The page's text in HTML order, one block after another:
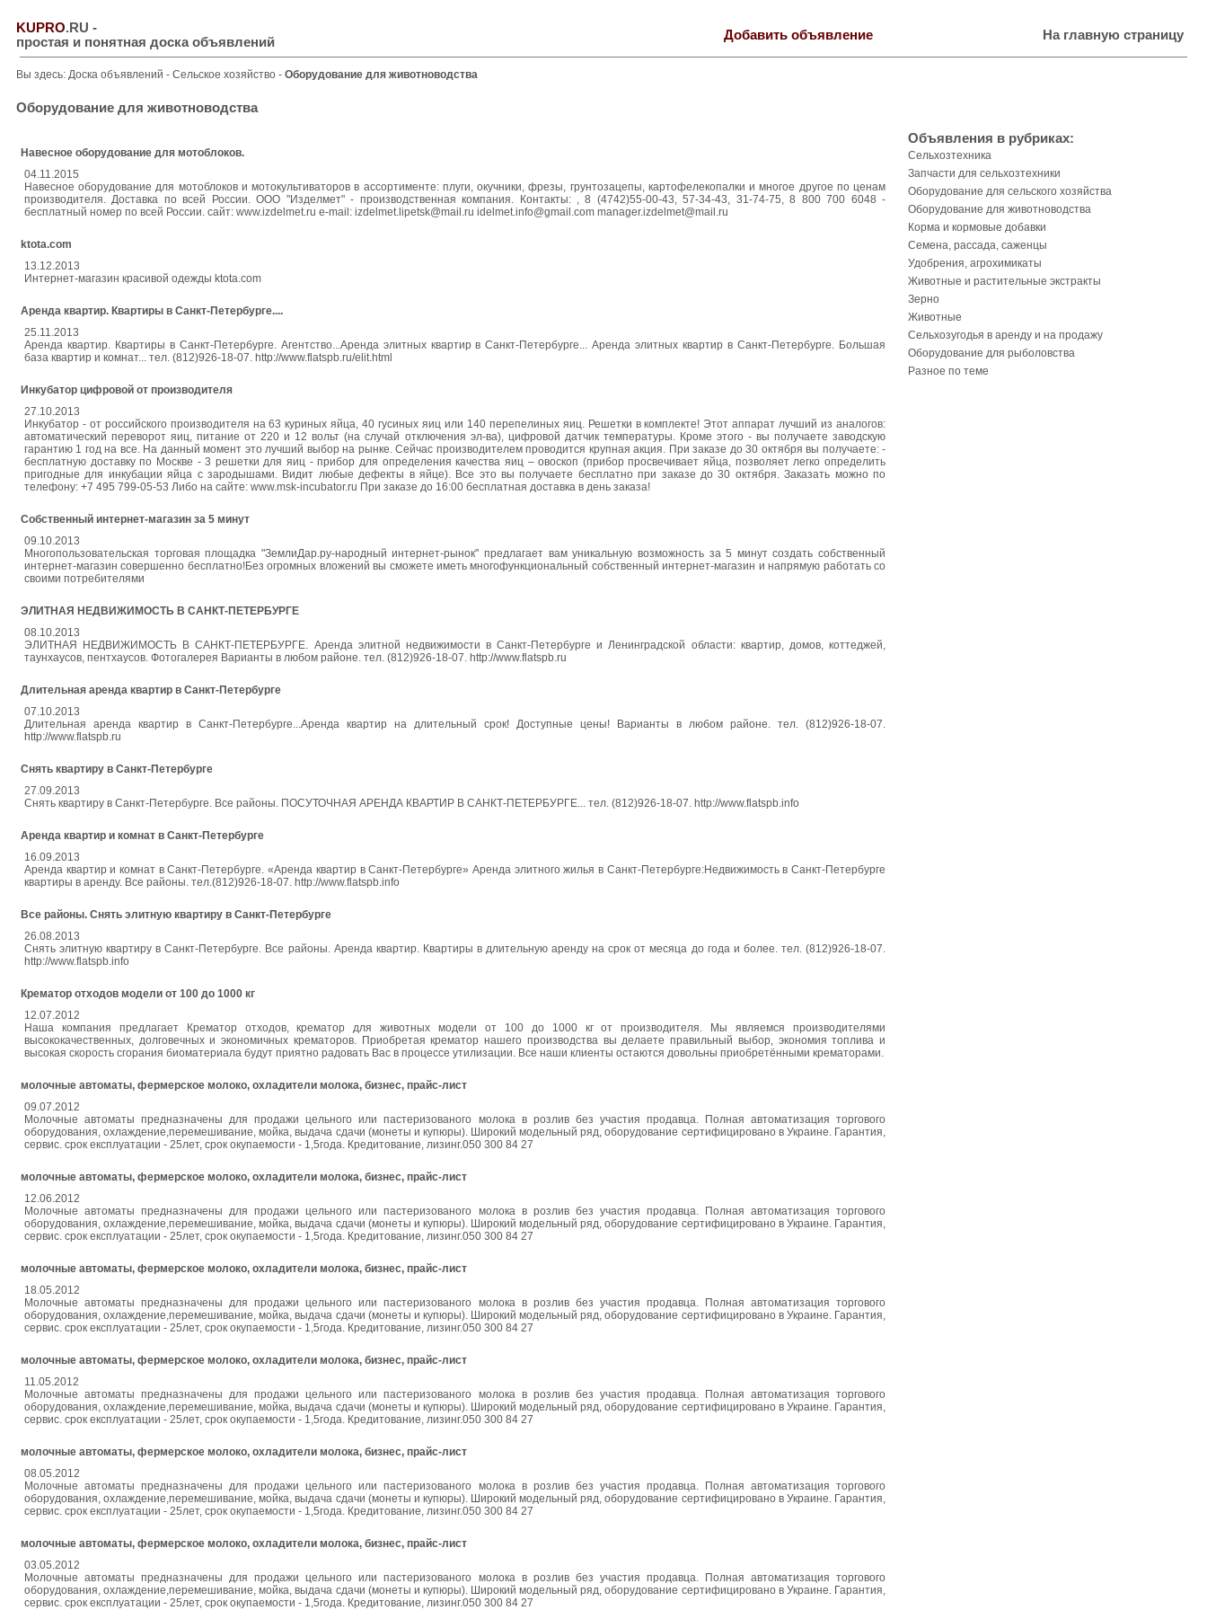
KUPRO.RU -
простая и понятная доска объявлений
Добавить объявление На главную страницу
Вы здесь: Доска объявлений - Сельское хозяйство - Оборудование для животноводства
Оборудование для животноводства
Навесное оборудование для мотоблоков.
04.11.2015
Навесное оборудование для мотоблоков и мотокультиваторов в ассортименте: плуги, окучники, фрезы, грунтозацепы, картофелекопалки и многое другое по ценам
производителя. Доставка по всей России. ООО "Изделмет" - производственная компания. Контакты: , 8 (4742)55-00-43, 57-34-43, 31-74-75, 8 800 700 6048 -
бесплатный номер по всей России. сайт: www.izdelmet.ru e-mail: izdelmet.lipetsk@mail.ru idelmet.info@gmail.com manager.izdelmet@mail.ru
ktota.com
13.12.2013
Интернет-магазин красивой одежды ktota.com
Аренда квартир. Квартиры в Санкт-Петербурге....
25.11.2013
Аренда квартир. Квартиры в Санкт-Петербурге. Агентство...Аренда элитных квартир в Санкт-Петербурге... Аренда элитных квартир в Санкт-Петербурге. Большая
база квартир и комнат... тел. (812)926-18-07. http://www.flatspb.ru/elit.html
Инкубатор цифровой от производителя
27.10.2013
Инкубатор - от российского производителя на 63 куриных яйца, 40 гусиных яиц или 140 перепелиных яиц. Решетки в комплекте! Этот аппарат лучший из аналогов:
автоматический переворот яиц, питание от 220 и 12 вольт (на случай отключения эл-ва), цифровой датчик температуры. Кроме этого - вы получаете заводскую
гарантию 1 год на все. На данный момент это лучший выбор на рынке. Сейчас производителем проводится крупная акция. При заказе до 30 октября вы получаете: -
бесплатную доставку по Москве - 3 решетки для яиц - прибор для определения качества яиц – овоскоп (прибор просвечивает яйца, позволяет легко определить
пригодные для инкубации яйца с зародышами. Видит любые дефекты в яйце). Все это вы получаете бесплатно при заказе до 30 октября. Заказать можно по
телефону: +7 495 799-05-53 Либо на сайте: www.msk-incubator.ru При заказе до 16:00 бесплатная доставка в день заказа!
Собственный интернет-магазин за 5 минут
09.10.2013
Многопользовательская торговая площадка "ЗемлиДар.ру-народный интернет-рынок" предлагает вам уникальную возможность за 5 минут создать собственный
интернет-магазин совершенно бесплатно!Без огромных вложений вы сможете иметь многофункциональный собственный интернет-магазин и напрямую работать со
своими потребителями
ЭЛИТНАЯ НЕДВИЖИМОСТЬ В САНКТ-ПЕТЕРБУРГЕ
08.10.2013
ЭЛИТНАЯ НЕДВИЖИМОСТЬ В САНКТ-ПЕТЕРБУРГЕ. Аренда элитной недвижимости в Санкт-Петербурге и Ленинградской области: квартир, домов, коттеджей,
таунхаусов, пентхаусов. Фотогалерея Варианты в любом районе. тел. (812)926-18-07. http://www.flatspb.ru
Длительная аренда квартир в Санкт-Петербурге
07.10.2013
Длительная аренда квартир в Санкт-Петербурге...Аренда квартир на длительный срок! Доступные цены! Варианты в любом районе. тел. (812)926-18-07.
http://www.flatspb.ru
Снять квартиру в Санкт-Петербурге
27.09.2013
Снять квартиру в Санкт-Петербурге. Все районы. ПОСУТОЧНАЯ АРЕНДА КВАРТИР В САНКТ-ПЕТЕРБУРГЕ... тел. (812)926-18-07. http://www.flatspb.info
Аренда квартир и комнат в Санкт-Петербурге
16.09.2013
Аренда квартир и комнат в Санкт-Петербурге. «Аренда квартир в Санкт-Петербурге» Аренда элитного жилья в Санкт-Петербурге:Недвижимость в Санкт-Петербурге
квартиры в аренду. Все районы. тел.(812)926-18-07. http://www.flatspb.info
Все районы. Снять элитную квартиру в Санкт-Петербурге
26.08.2013
Снять элитную квартиру в Санкт-Петербурге. Все районы. Аренда квартир. Квартиры в длительную аренду на срок от месяца до года и более. тел. (812)926-18-07.
http://www.flatspb.info
Крематор отходов модели от 100 до 1000 кг
12.07.2012
Наша компания предлагает Крематор отходов, крематор для животных модели от 100 до 1000 кг от производителя. Мы являемся производителями
высококачественных, долговечных и экономичных крематоров. Приобретая крематор нашего производства вы делаете правильный выбор, экономия топлива и
высокая скорость сгорания биоматериала будут приятно радовать Вас в процессе утилизации. Все наши клиенты остаются довольны приобретёнными крематорами.
молочные автоматы, фермерское молоко, охладители молока, бизнес, прайс-лист
09.07.2012
Молочные автоматы предназначены для продажи цельного или пастеризованого молока в розлив без участия продавца. Полная автоматизация торгового
оборудования, охлаждение,перемешивание, мойка, выдача сдачи (монеты и купюры). Широкий модельный ряд, оборудование сертифицировано в Украине. Гарантия,
сервис. срок експлуатации - 25лет, срок окупаемости - 1,5года. Кредитование, лизинг.050 300 84 27
молочные автоматы, фермерское молоко, охладители молока, бизнес, прайс-лист
12.06.2012
Молочные автоматы предназначены для продажи цельного или пастеризованого молока в розлив без участия продавца. Полная автоматизация торгового
оборудования, охлаждение,перемешивание, мойка, выдача сдачи (монеты и купюры). Широкий модельный ряд, оборудование сертифицировано в Украине. Гарантия,
сервис. срок експлуатации - 25лет, срок окупаемости - 1,5года. Кредитование, лизинг.050 300 84 27
молочные автоматы, фермерское молоко, охладители молока, бизнес, прайс-лист
18.05.2012
Молочные автоматы предназначены для продажи цельного или пастеризованого молока в розлив без участия продавца. Полная автоматизация торгового
оборудования, охлаждение,перемешивание, мойка, выдача сдачи (монеты и купюры). Широкий модельный ряд, оборудование сертифицировано в Украине. Гарантия,
сервис. срок експлуатации - 25лет, срок окупаемости - 1,5года. Кредитование, лизинг.050 300 84 27
молочные автоматы, фермерское молоко, охладители молока, бизнес, прайс-лист
11.05.2012
Молочные автоматы предназначены для продажи цельного или пастеризованого молока в розлив без участия продавца. Полная автоматизация торгового
оборудования, охлаждение,перемешивание, мойка, выдача сдачи (монеты и купюры). Широкий модельный ряд, оборудование сертифицировано в Украине. Гарантия,
сервис. срок експлуатации - 25лет, срок окупаемости - 1,5года. Кредитование, лизинг.050 300 84 27
молочные автоматы, фермерское молоко, охладители молока, бизнес, прайс-лист
08.05.2012
Молочные автоматы предназначены для продажи цельного или пастеризованого молока в розлив без участия продавца. Полная автоматизация торгового
оборудования, охлаждение,перемешивание, мойка, выдача сдачи (монеты и купюры). Широкий модельный ряд, оборудование сертифицировано в Украине. Гарантия,
сервис. срок експлуатации - 25лет, срок окупаемости - 1,5года. Кредитование, лизинг.050 300 84 27
молочные автоматы, фермерское молоко, охладители молока, бизнес, прайс-лист
03.05.2012
Молочные автоматы предназначены для продажи цельного или пастеризованого молока в розлив без участия продавца. Полная автоматизация торгового
оборудования, охлаждение,перемешивание, мойка, выдача сдачи (монеты и купюры). Широкий модельный ряд, оборудование сертифицировано в Украине. Гарантия,
сервис. срок експлуатации - 25лет, срок окупаемости - 1,5года. Кредитование, лизинг.050 300 84 27
Объявления в рубриках:
Сельхозтехника
Запчасти для сельхозтехники
Оборудование для сельского хозяйства
Оборудование для животноводства
Корма и кормовые добавки
Семена, рассада, саженцы
Удобрения, агрохимикаты
Животные и растительные экстракты
Зерно
Животные
Сельхозугодья в аренду и на продажу
Оборудование для рыболовства
Разное по теме